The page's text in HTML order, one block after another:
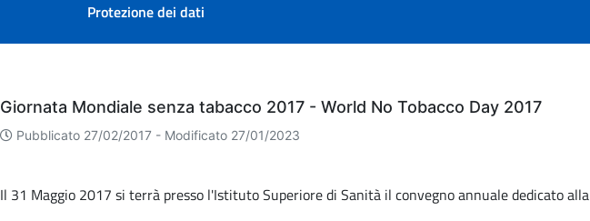
Protezione dei dati
Eventi
Giornata Mondiale senza tabacco 2017 - World No Tobacco Day 2017
Pubblicato 27/02/2017 - Modificato 27/01/2023
Il 31 Maggio 2017 si terrà presso l'Istituto Superiore di Sanità il convegno annuale dedicato alla